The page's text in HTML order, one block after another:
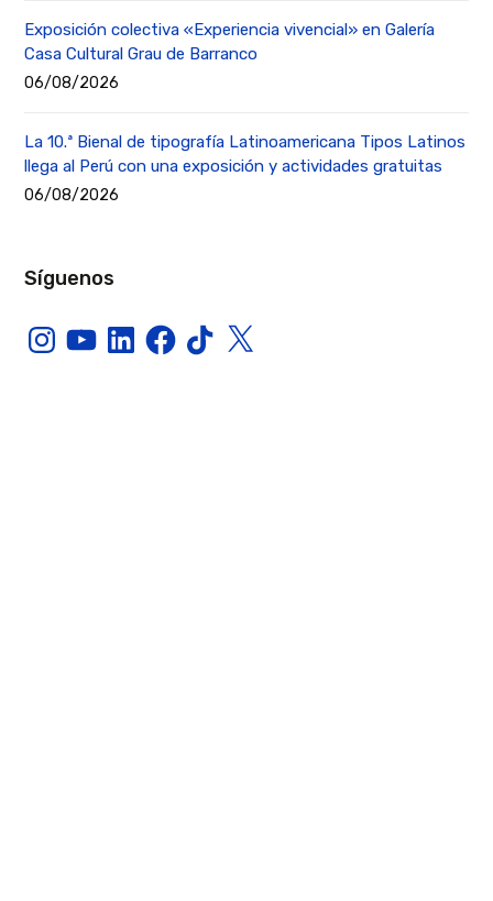
Exposición colectiva «Experiencia vivencial» en Galería
Casa Cultural Grau de Barranco
06/08/2026
La 10.ª Bienal de tipografía Latinoamericana Tipos Latinos
llega al Perú con una exposición y actividades gratuitas
06/08/2026
Síguenos
InstagramYouTubeLinkedInFacebook
TikTokX